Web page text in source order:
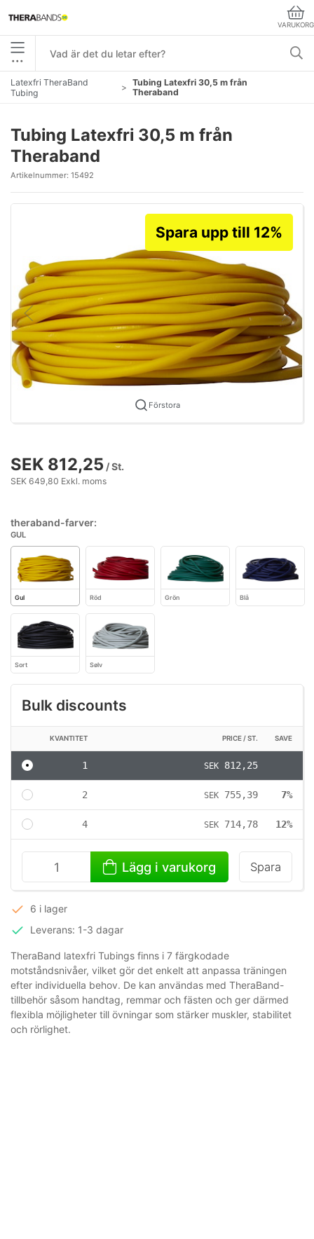
VARUKORG
•••
Latexfri TheraBand
Tubing
Tubing Latexfri 30,5 m från
Theraband
Tubing Latexfri 30,5 m från
Theraband
Artikelnummer: 15492
Förstora
Spara upp till 12%
SEK 812,25 / St.
SEK 649,80 Exkl. moms
theraband-farver:
GUL
Gul Röd Grön Blå
Sort Sølv
Bulk discounts
KVANTITET PRICE / ST. SAVE
Lägg i varukorg Spara
1 SEK 812,25
2 SEK 755,39 7%
4 SEK 714,78 12%
6 i lager
Leverans: 1-3 dagar
TheraBand latexfri Tubings finns i 7 färgkodade
motståndsnivåer, vilket gör det enkelt att anpassa träningen
efter individuella behov. De kan användas med TheraBand-
tillbehör såsom handtag, remmar och fästen och ger därmed
flexibla möjligheter till övningar som stärker muskler, stabilitet
och rörlighet.